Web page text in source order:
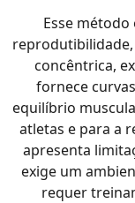
Esse
concêntrica,
fornece
equilíbrio
atletas e para a
apresenta
exige um
requer